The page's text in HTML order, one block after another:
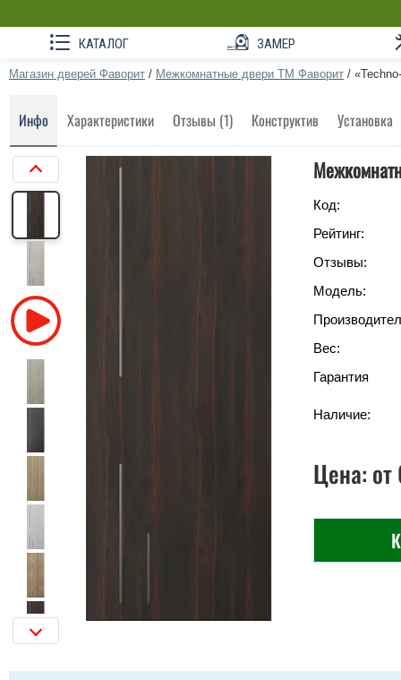
КАТАЛОГ ЗАМЕР
Магазин дверей Фаворит / Межкомнатные двери ТМ Фаворит /
Инфо Характеристики Отзывы (1) Конструктив Установка
Код:
Рейтинг:
Отзывы:
Модель:
Вес:
Гарантия
Наличие:
Цена: